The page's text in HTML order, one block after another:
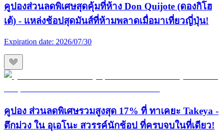
คูปองส่วนลดพิเศษสุดคุ้มที่ห้าง Don Quijote (ดองกิโฮ
เต้) - แหล่งช้อปสุดมันส์ที่ห้ามพลาดเมื่อมาเที่ยวญี่ปุ่น!
Expiration date: 2026/07/30
คูปอง ส่วนลดพิเศษรวมสูงสุด 17% ที่ ทาเคยะ Takeya -
ตึกม่วง ใน อุเอโนะ สวรรค์นักช้อป ที่ครบจบในที่เดียว!